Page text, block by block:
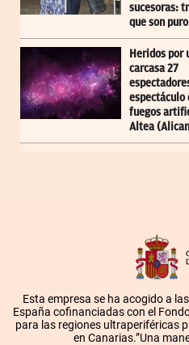
sucesoras:
que son
Heridos por
carcasa 27
espectáculo
fuegos
Altea
Esta empresa se ha acogido a
España cofinanciadas con el
para las regiones ultraperiféricas
en Canarias.”Una